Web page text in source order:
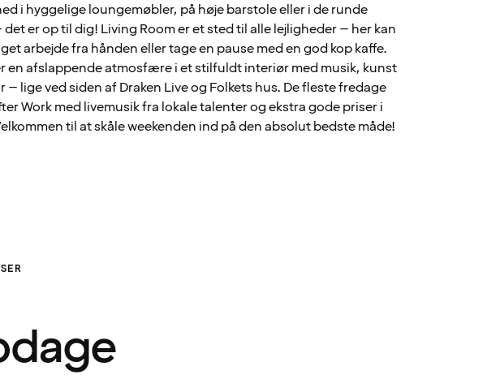
i hyggelige loungemøbler, på høje barstole eller i de runde
er op til dig! Living Room er et sted til alle lejligheder – her kan
arbejde fra hånden eller tage en pause med en god kop kaffe.
en afslappende atmosfære i et stilfuldt interiør med musik, kunst
– lige ved siden af Draken Live og Folkets hus. De fleste fredage
Work med livemusik fra lokale talenter og ekstra gode priser i
til at skåle weekenden ind på den absolut bedste måde!